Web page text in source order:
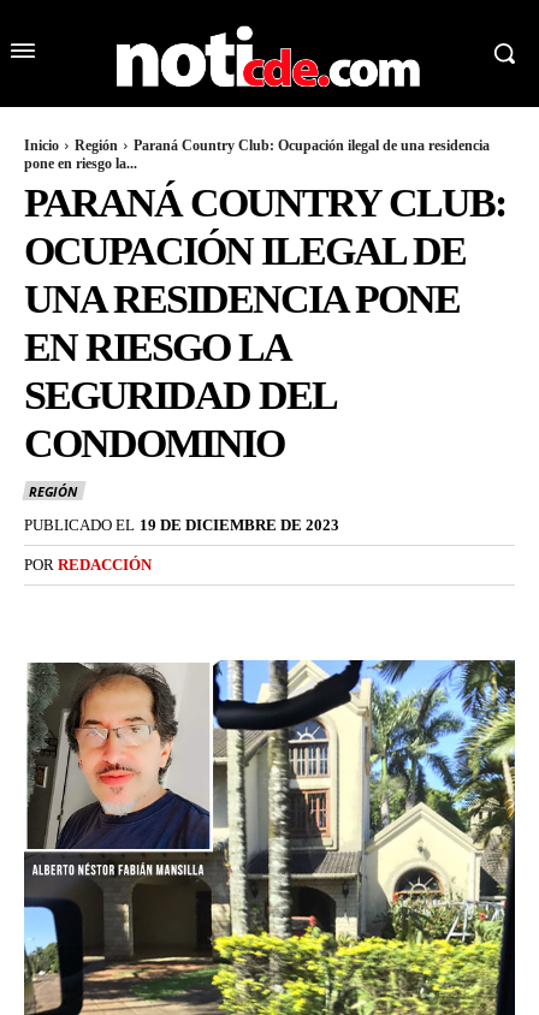
Inicio Región
Paraná Country Club: Ocupación ilegal de una residencia
pone en riesgo la...
PARANÁ COUNTRY CLUB:
OCUPACIÓN ILEGAL DE
UNA RESIDENCIA PONE
EN RIESGO LA
SEGURIDAD DEL
CONDOMINIO
REGIÓN
PUBLICADO EL 19 DE DICIEMBRE DE 2023
POR REDACCIÓN